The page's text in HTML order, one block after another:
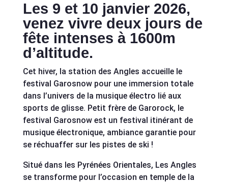
Les 9 et 10 janvier 2026,
venez vivre deux jours de
fête intenses à 1600m
d’altitude.
Cet hiver, la station des Angles accueille le
festival Garosnow pour une immersion totale
dans l’univers de la musique électro lié aux
sports de glisse. Petit frère de Garorock, le
festival Garosnow est un festival itinérant de
musique électronique, ambiance garantie pour
se réchuaffer sur les pistes de ski !
Situé dans les Pyrénées Orientales, Les Angles
se transforme pour l’occasion en temple de la